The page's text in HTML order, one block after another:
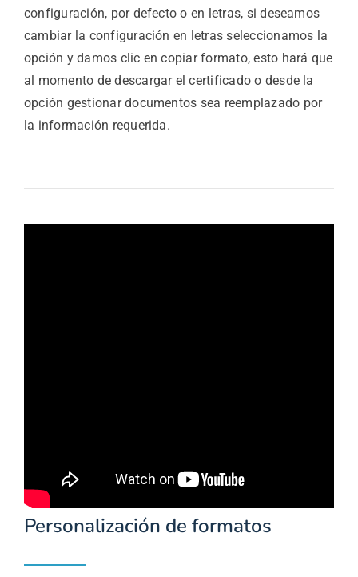
configuración, por defecto o en letras, si deseamos
cambiar la configuración en letras seleccionamos la
opción y damos clic en copiar formato, esto hará que
al momento de descargar el certificado o desde la
opción gestionar documentos sea reemplazado por
la información requerida.
Personalización de formatos